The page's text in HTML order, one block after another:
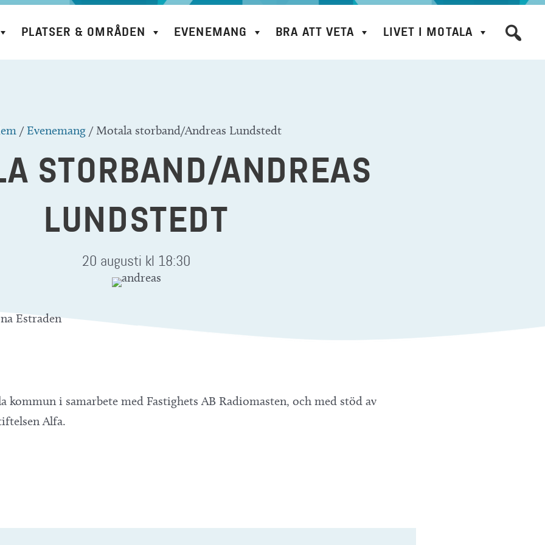
PLATSER & OMRÅDEN EVENEMANG BRA ATT VETA LIVET I MOTALA
/Evenemang / Motala storband/Andreas Lundstedt
STORBAND/ANDREAS
LUNDSTEDT
20 augusti kl 18:30
Estraden
kommun i samarbete med Fastighets AB Radiomasten, och med stöd av
Alfa.